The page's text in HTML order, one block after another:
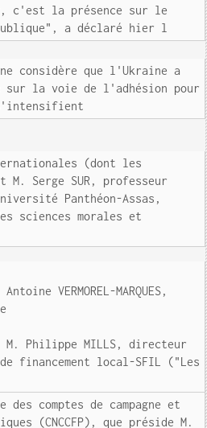
c'est la présence sur le
a déclaré hier l
considère que l'Ukraine a
sur la voie de l'adhésion pour
(dont les
M. Serge SUR, professeur
Panthéon-Assas,
sciences morales et
VERMOREL-MARQUES,
M. Philippe MILLS, directeur
financement local-SFIL ("Les
des comptes de campagne et
(CNCCFP), que préside M.